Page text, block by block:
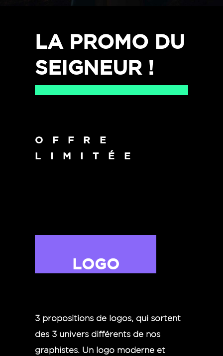
LA PROMO DU
SEIGNEUR !
OFFRE
LIMITÉE
LOGO
3 propositions de logos, qui sortent
des 3 univers différents de nos
graphistes. Un logo moderne et